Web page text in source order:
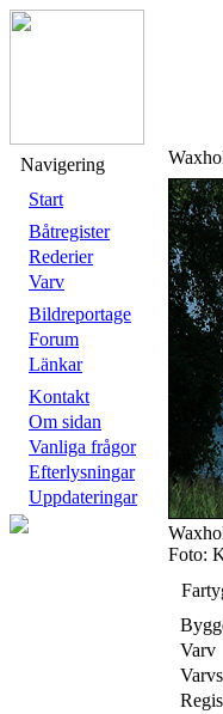
Navigering
Start
Båtregister
Rederier
Varv
Bildreportage
Forum
Länkar
Kontakt
Om sidan
Vanliga frågor
Efterlysningar
Uppdateringar
Foto:
Varv